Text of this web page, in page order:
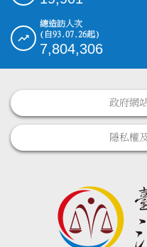
總造訪人次
(自93.07.26起)
7,804,306
政府網
隱私權